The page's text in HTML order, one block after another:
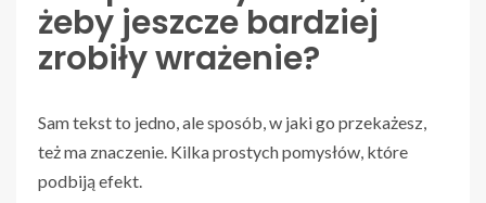
żeby jeszcze bardziej
zrobiły wrażenie?
Sam tekst to jedno, ale sposób, w jaki go przekażesz,
też ma znaczenie. Kilka prostych pomysłów, które
podbiją efekt.